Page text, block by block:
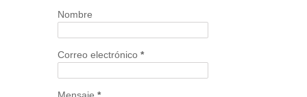
Nombre
Correo electrónico *